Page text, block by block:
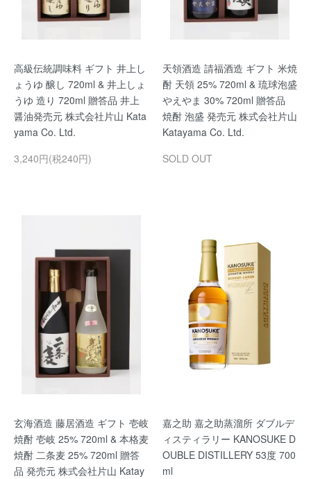
高級伝統調味料 ギフト 井上し
ょうゆ 醸し 720ml & 井上しょ
うゆ 造り 720ml 贈答品 井上
醤油発売元 株式会社片山 Kata
yama Co. Ltd.
3,240円(税240円)
天領酒造 請福酒造 ギフト 米焼
酎 天領 25% 720ml & 琉球泡盛
やえやま 30% 720ml 贈答品
焼酎 泡盛 発売元 株式会社片山
Katayama Co. Ltd.
SOLD OUT
玄海酒造 藤居酒造 ギフト 壱岐
焼酎 壱岐 25% 720ml & 本格麦
焼酎 二条麦 25% 720ml 贈答
品 発売元 株式会社片山 Katay
嘉之助 嘉之助蒸溜所 ダブルデ
ィスティラリー KANOSUKE D
OUBLE DISTILLERY 53度 700
ml